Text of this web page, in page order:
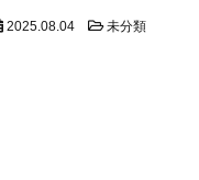
2025.08.04 未分類